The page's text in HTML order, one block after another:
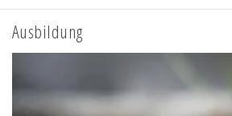
Ausbildung